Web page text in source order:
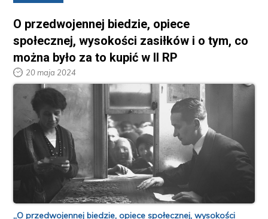
O przedwojennej biedzie, opiece
społecznej, wysokości zasiłków i o tym, co
można było za to kupić w II RP
20 maja 2024
„O przedwojennej biedzie, opiece społecznej, wysokości